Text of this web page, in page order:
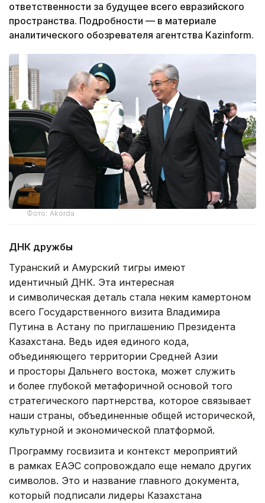
ответственности за будущее всего евразийского
пространства. Подробности — в материале
аналитического обозревателя агентства Kazinform.
Фото: Akorda
ДНК дружбы
Туранский и Амурский тигры имеют
идентичный ДНК. Эта интересная
и символическая деталь стала неким камертоном
всего Государственного визита Владимира
Путина в Астану по приглашению Президента
Казахстана. Ведь идея единого кода,
объединяющего территории Средней Азии
и просторы Дальнего востока, может служить
и более глубокой метафоричной основой того
стратегического партнерства, которое связывает
наши страны, объединенные общей исторической,
культурной и экономической платформой.
Программу госвизита и контекст мероприятий
в рамках ЕАЭС сопровождало еще немало других
символов. Это и название главного документа,
который подписали лидеры Казахстана